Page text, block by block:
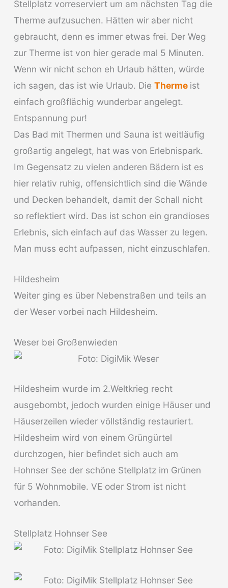
Stellplatz vorreserviert um am nächsten Tag die
Therme aufzusuchen. Hätten wir aber nicht
gebraucht, denn es immer etwas frei. Der Weg
zur Therme ist von hier gerade mal 5 Minuten.
Wenn wir nicht schon eh Urlaub hätten, würde
ich sagen, das ist wie Urlaub. Die Therme ist
einfach großflächig wunderbar angelegt.
Entspannung pur!
Das Bad mit Thermen und Sauna ist weitläufig
großartig angelegt, hat was von Erlebnispark.
Im Gegensatz zu vielen anderen Bädern ist es
hier relativ ruhig, offensichtlich sind die Wände
und Decken behandelt, damit der Schall nicht
so reflektiert wird. Das ist schon ein grandioses
Erlebnis, sich einfach auf das Wasser zu legen.
Man muss echt aufpassen, nicht einzuschlafen.
Hildesheim
Weiter ging es über Nebenstraßen und teils an
der Weser vorbei nach Hildesheim.
Weser bei Großenwieden
Hildesheim wurde im 2.Weltkrieg recht
ausgebombt, jedoch wurden einige Häuser und
Häuserzeilen wieder völlständig restauriert.
Hildesheim wird von einem Grüngürtel
durchzogen, hier befindet sich auch am
Hohnser See der schöne Stellplatz im Grünen
für 5 Wohnmobile. VE oder Strom ist nicht
vorhanden.
Stellplatz Hohnser See